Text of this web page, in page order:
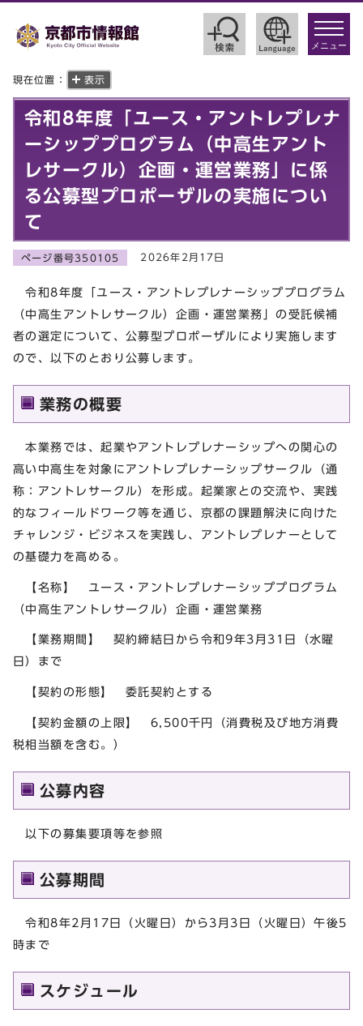
toggle
メニュー
現在位置： 表示
令和8年度「ユース・アントレプレナ
ーシッププログラム（中高生アント
レサークル）企画・運営業務」に係
る公募型プロポーザルの実施につい
て
ページ番号350105 2026年2月17日
令和8年度「ユース・アントレプレナーシッププログラム
（中高生アントレサークル）企画・運営業務」の受託候補
者の選定について、公募型プロポーザルにより実施します
ので、以下のとおり公募します。
業務の概要
本業務では、起業やアントレプレナーシップへの関心の
高い中高生を対象にアントレプレナーシップサークル（通
称：アントレサークル）を形成。起業家との交流や、実践
的なフィールドワーク等を通じ、京都の課題解決に向けた
チャレンジ・ビジネスを実践し、アントレプレナーとして
の基礎力を高める。
【名称】 ユース・アントレプレナーシッププログラム
（中高生アントレサークル）企画・運営業務
【業務期間】 契約締結日から令和9年3月31日（水曜
日）まで
【契約の形態】 委託契約とする
【契約金額の上限】 6,500千円（消費税及び地方消費
税相当額を含む。）
公募内容
以下の募集要項等を参照
公募期間
令和8年2月17日（火曜日）から3月3日（火曜日）午後5
時まで
スケジュール